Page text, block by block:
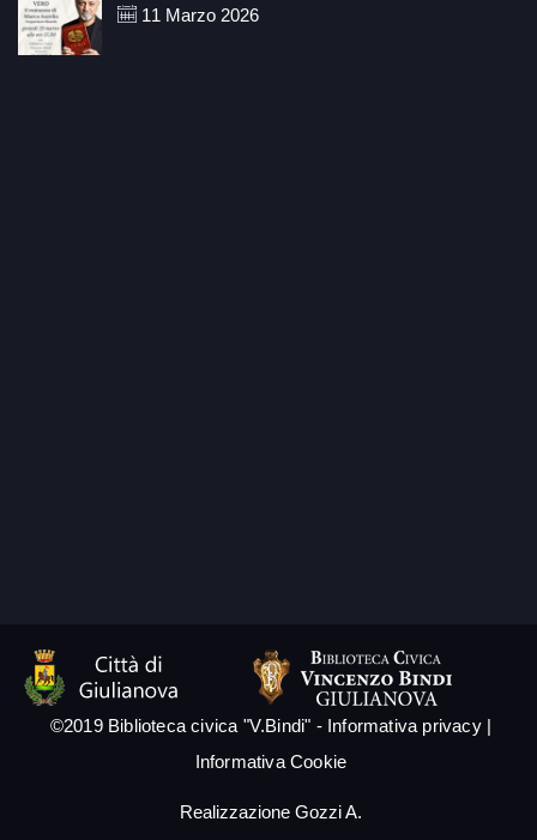
11 Marzo 2026
©2019 Biblioteca civica "V.Bindi" - Informativa privacy|
Informativa Cookie
Realizzazione Gozzi A.